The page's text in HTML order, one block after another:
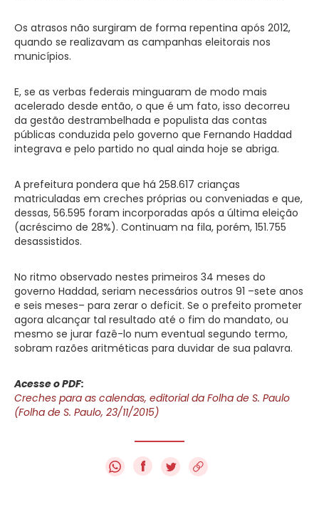
Os atrasos não surgiram de forma repentina após 2012,
quando se realizavam as campanhas eleitorais nos
municípios.
E, se as verbas federais minguaram de modo mais
acelerado desde então, o que é um fato, isso decorreu
da gestão destrambelhada e populista das contas
públicas conduzida pelo governo que Fernando Haddad
integrava e pelo partido no qual ainda hoje se abriga.
A prefeitura pondera que há 258.617 crianças
matriculadas em creches próprias ou conveniadas e que,
dessas, 56.595 foram incorporadas após a última eleição
(acréscimo de 28%). Continuam na fila, porém, 151.755
desassistidos.
No ritmo observado nestes primeiros 34 meses do
governo Haddad, seriam necessários outros 91 –sete anos
e seis meses– para zerar o deficit. Se o prefeito prometer
agora alcançar tal resultado até o fim do mandato, ou
mesmo se jurar fazê-lo num eventual segundo termo,
sobram razões aritméticas para duvidar de sua palavra.
Acesse o PDF:
Creches para as calendas, editorial da Folha de S. Paulo
(Folha de S. Paulo, 23/11/2015)
f